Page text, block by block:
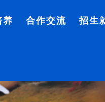
养 合作交流 招生